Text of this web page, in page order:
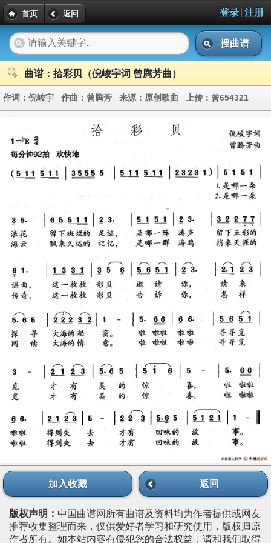
首页 返回 登录| 注册
搜曲谱
曲谱：拾彩贝（倪峻宇词 曾腾芳曲）
作词： 倪峻宇 作曲： 曾腾芳 来源： 原创歌曲 上传： 曾654321
加入收藏 返回
版权声明： 中国曲谱网所有曲谱及资料均为作者提供或网友
推荐收集整理而来，仅供爱好者学习和研究使用，版权归原
作者所有。如本站内容有侵犯您的合法权益，请和我们取得